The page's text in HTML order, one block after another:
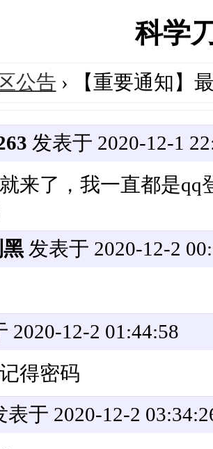
科学
公告 › 【重要通知】
发表于 2020-12-1
来了，我一直都是
发表于 2020-12-2
2020-12-2 01:44:58
得密码
表于 2020-12-2